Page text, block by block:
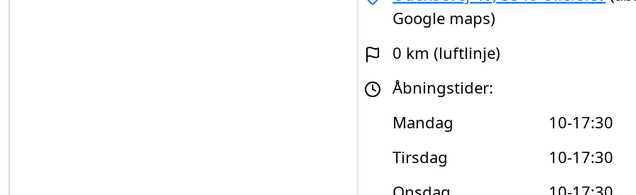
Google maps)
0 km (luftlinje)
Åbningstider:
Mandag
10-17:30
Tirsdag
10-17:30